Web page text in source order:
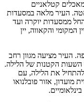
קטלאניים
העיר מלאה במסעדות
החל ממסעדות יוקרה ועד
והקאווה, יין
העיר מציעה מגוון רחב
השעות הקטנות של הלילה.
להתחיל את הלילה, עם
מועדון, אזור פובלנואו